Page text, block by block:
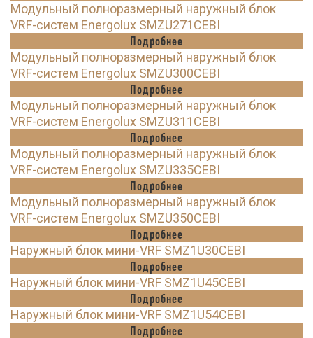
Модульный полноразмерный наружный блок
VRF-систем Energolux SMZU271CEBI
Подробнее
Модульный полноразмерный наружный блок
VRF-систем Energolux SMZU300CEBI
Подробнее
Модульный полноразмерный наружный блок
VRF-систем Energolux SMZU311CEBI
Подробнее
Модульный полноразмерный наружный блок
VRF-систем Energolux SMZU335CEBI
Подробнее
Модульный полноразмерный наружный блок
VRF-систем Energolux SMZU350CEBI
Подробнее
Наружный блок мини-VRF SMZ1U30CEBI
Подробнее
Наружный блок мини-VRF SMZ1U45CEBI
Подробнее
Наружный блок мини-VRF SMZ1U54CEBI
Подробнее